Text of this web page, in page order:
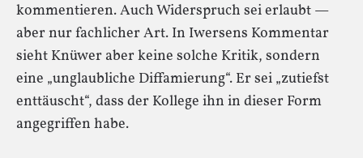
kommentieren. Auch Widerspruch sei erlaubt —
aber nur fachlicher Art. In Iwersens Kommentar
sieht Knüwer aber keine solche Kritik, sondern
eine „unglaubliche Diffamierung“. Er sei „zutiefst
enttäuscht“, dass der Kollege ihn in dieser Form
angegriffen habe.